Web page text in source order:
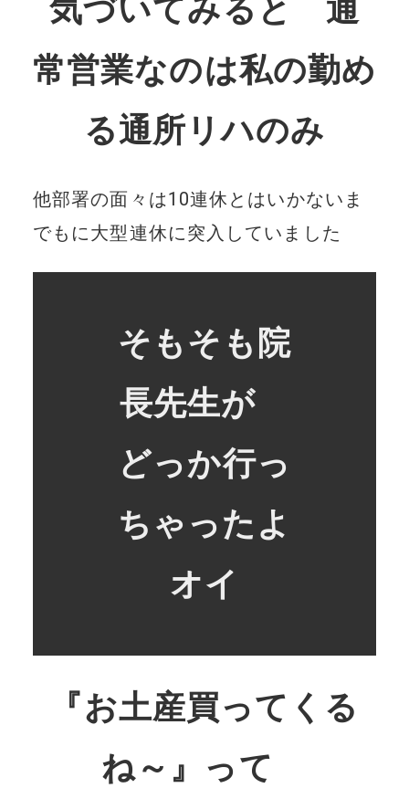
気づいてみると 通
常営業なのは私の勤め
る通所リハのみ
他部署の面々は10連休とはいかないま
でもに大型連休に突入していました
そもそも院
長先生が
どっか行っ
ちゃったよ
オイ
『お土産買ってくる
ね～』って